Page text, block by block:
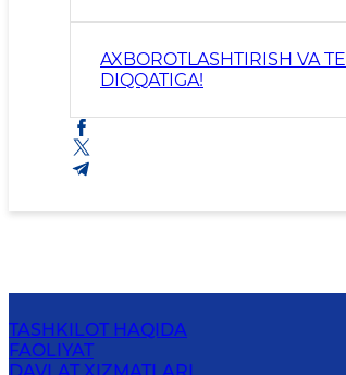
AXBOROTLASHTIRISH VA
DIQQATIGA!
TASHKILOT HAQIDA
FAOLIYAT